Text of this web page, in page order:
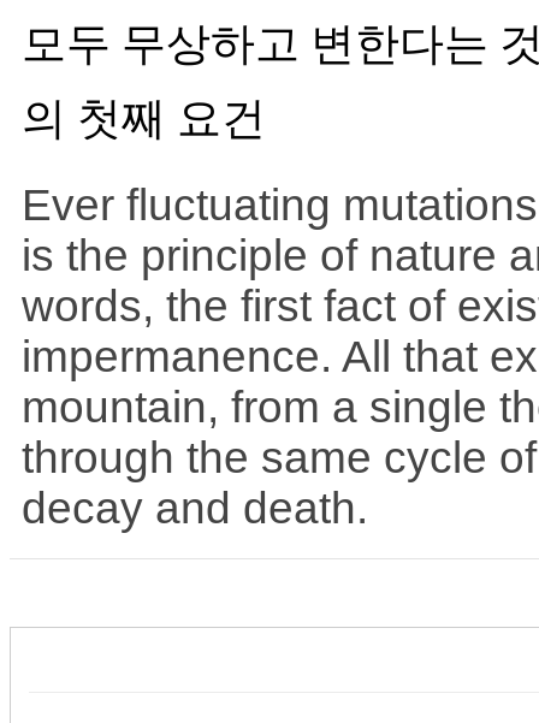
모두 무상하고 변한다는
의 첫째 요건
Ever fluctuating
is the principle of nature
words, the first fact of
impermanence. All that
mountain, from a single
through the same cycle
decay and death.